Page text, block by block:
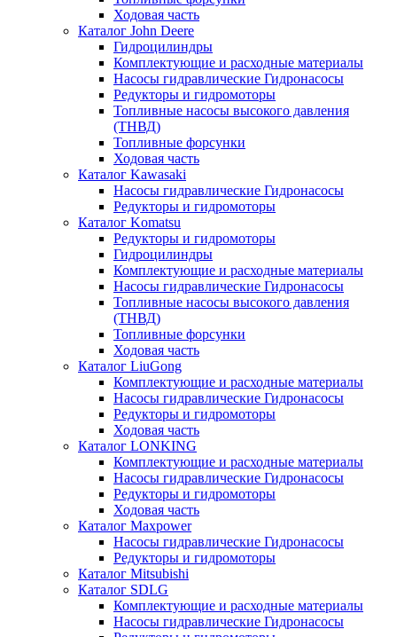
Ходовая часть
Каталог John Deere
Гидроцилиндры
Комплектующие и расходные материалы
Насосы гидравлические Гидронасосы
Редукторы и гидромоторы
Топливные насосы высокого давления
(ТНВД)
Топливные форсунки
Ходовая часть
Каталог Kawasaki
Насосы гидравлические Гидронасосы
Редукторы и гидромоторы
Каталог Komatsu
Редукторы и гидромоторы
Гидроцилиндры
Комплектующие и расходные материалы
Насосы гидравлические Гидронасосы
Топливные насосы высокого давления
(ТНВД)
Топливные форсунки
Ходовая часть
Каталог LiuGong
Комплектующие и расходные материалы
Насосы гидравлические Гидронасосы
Редукторы и гидромоторы
Ходовая часть
Каталог LONKING
Комплектующие и расходные материалы
Насосы гидравлические Гидронасосы
Редукторы и гидромоторы
Ходовая часть
Каталог Maxpower
Насосы гидравлические Гидронасосы
Редукторы и гидромоторы
Каталог Mitsubishi
Каталог SDLG
Комплектующие и расходные материалы
Насосы гидравлические Гидронасосы